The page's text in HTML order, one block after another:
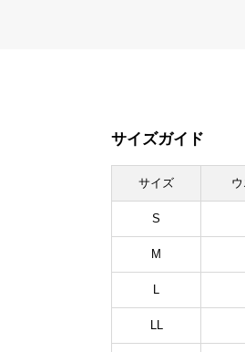
サイズガイド
サイズ
S
M
L
LL